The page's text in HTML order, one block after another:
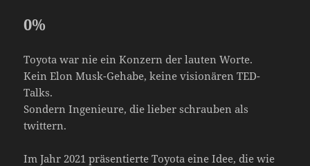
0%
Toyota war nie ein Konzern der lauten Worte.
Kein Elon Musk-Gehabe, keine visionären TED-
Talks.
Sondern Ingenieure, die lieber schrauben als
twittern.
Im Jahr 2021 präsentierte Toyota eine Idee, die wie